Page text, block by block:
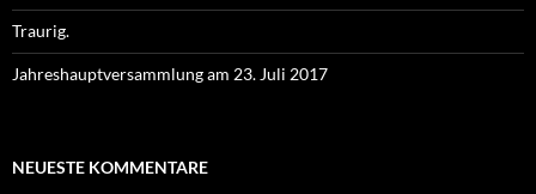
Traurig.
Jahreshauptversammlung am 23. Juli 2017
NEUESTE KOMMENTARE